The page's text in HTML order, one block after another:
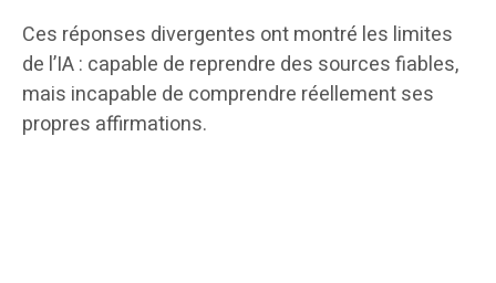
Ces réponses divergentes ont montré les limites
de l’IA : capable de reprendre des sources fiables,
mais incapable de comprendre réellement ses
propres affirmations.